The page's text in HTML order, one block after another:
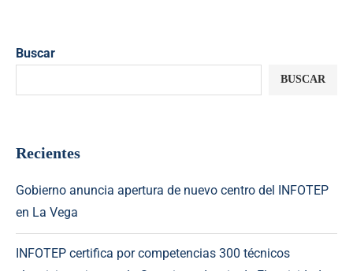
Buscar
BUSCAR
Recientes
Gobierno anuncia apertura de nuevo centro del INFOTEP
en La Vega
INFOTEP certifica por competencias 300 técnicos